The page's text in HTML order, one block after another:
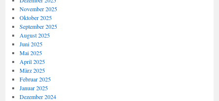
November 2025
Oktober 2025
September 2025
August 2025
Juni 2025
Mai 2025
April 2025
März 2025
Februar 2025
Januar 2025
Dezember 2024